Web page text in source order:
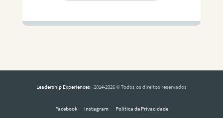
Leadership Experiences · 2014-2026 © Todos os direitos reservados
Facebook Instagram Política de Privacidade